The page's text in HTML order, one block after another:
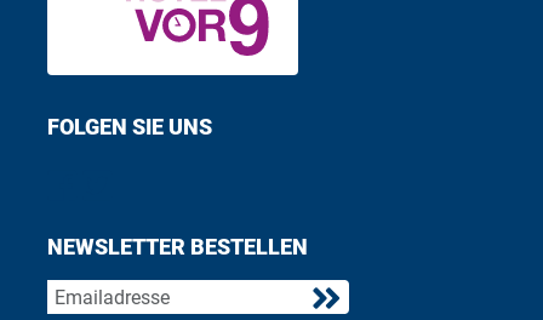
FOLGEN SIE UNS
NEWSLETTER BESTELLEN